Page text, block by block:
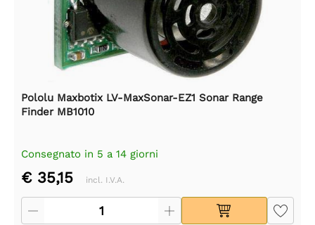
Pololu Maxbotix LV-MaxSonar-EZ1 Sonar Range
Finder MB1010
Consegnato in 5 a 14 giorni
€ 35,15 incl. I.V.A.